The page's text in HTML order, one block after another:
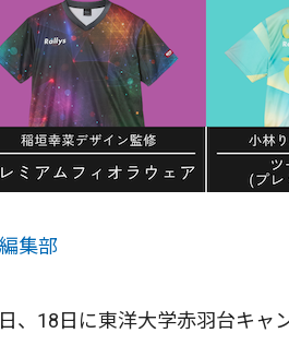
集部
、18日に東洋大学赤羽台キャ